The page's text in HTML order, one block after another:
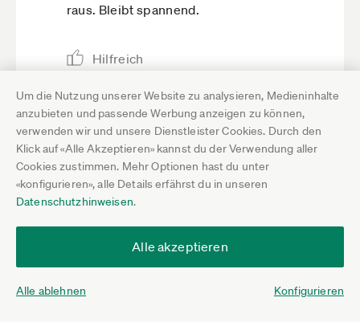
Um die Nutzung unserer Website zu analysieren, Medieninhalte
anzubieten und passende Werbung anzeigen zu können,
verwenden wir und unsere Dienstleister Cookies. Durch den
Klick auf «Alle Akzeptieren» kannst du der Verwendung aller
Cookies zustimmen. Mehr Optionen hast du unter
«konfigurieren», alle Details erfährst du in unseren
Datenschutzhinweisen.
Alle akzeptieren
Alle ablehnen Konfigurieren
raus. Bleibt spannend.
Hilfreich
Nicht hilfreich
Darauf antworten
Nils Meyer
Okay, dann nehme ich alles zurück. Sich
zeitnah um diese Dinge zu kümmern gehört
dazu wenn man selbstständig ist - hier
scheint es sich um einen Vertreter der "Kopf